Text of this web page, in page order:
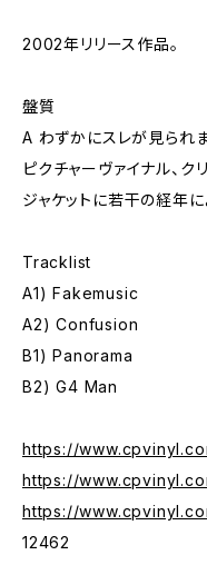
2002年リリース作品。
盤質
A わずかにスレが見られ
ピクチャーヴァイナル、ク
ジャケットに若干の経年
Tracklist
A1) Fakemusic
A2) Confusion
B1) Panorama
B2) G4 Man
https://
https://
https://
12462